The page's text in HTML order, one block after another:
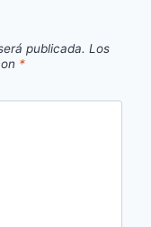
publicada. Los
*